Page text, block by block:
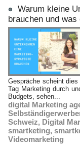
Warum kleine
brauchen und
Gespräche scheint
Tag Marketing durch
Budgets, sehen...
digital Marketing
Schweiz, Digital
smartketing,
Videomarketing